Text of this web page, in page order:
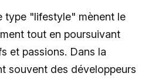
type "lifestyle" mènent le
tout en poursuivant
et passions. Dans la
souvent des développeurs